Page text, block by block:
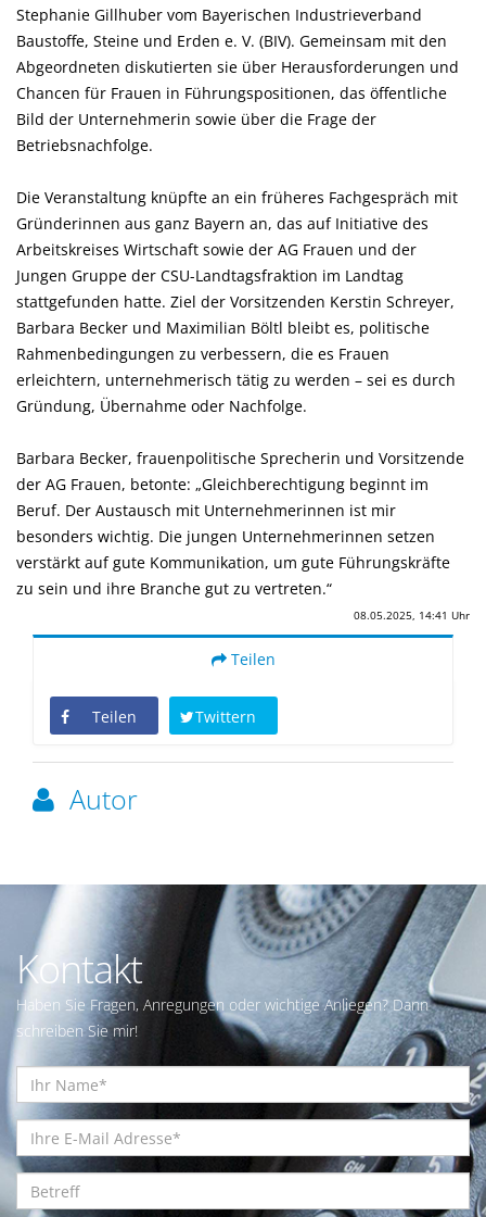
Stephanie Gillhuber vom Bayerischen Industrieverband
Baustoffe, Steine und Erden e. V. (BIV). Gemeinsam mit den
Abgeordneten diskutierten sie über Herausforderungen und
Chancen für Frauen in Führungspositionen, das öffentliche
Bild der Unternehmerin sowie über die Frage der
Betriebsnachfolge.
Die Veranstaltung knüpfte an ein früheres Fachgespräch mit
Gründerinnen aus ganz Bayern an, das auf Initiative des
Arbeitskreises Wirtschaft sowie der AG Frauen und der
Jungen Gruppe der CSU-Landtagsfraktion im Landtag
stattgefunden hatte. Ziel der Vorsitzenden Kerstin Schreyer,
Barbara Becker und Maximilian Böltl bleibt es, politische
Rahmenbedingungen zu verbessern, die es Frauen
erleichtern, unternehmerisch tätig zu werden – sei es durch
Gründung, Übernahme oder Nachfolge.
Barbara Becker, frauenpolitische Sprecherin und Vorsitzende
der AG Frauen, betonte: „Gleichberechtigung beginnt im
Beruf. Der Austausch mit Unternehmerinnen ist mir
besonders wichtig. Die jungen Unternehmerinnen setzen
verstärkt auf gute Kommunikation, um gute Führungskräfte
zu sein und ihre Branche gut zu vertreten.“
08.05.2025, 14:41 Uhr
Teilen
Teilen Twittern
Autor
Kontakt
Haben Sie Fragen, Anregungen oder wichtige Anliegen? Dann
schreiben Sie mir!